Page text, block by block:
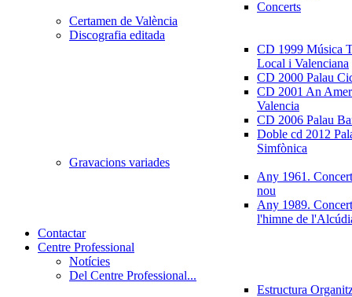
Concerts
Certamen de València
Discografia editada
CD 1999 Música
Local i Valenciana
CD 2000 Palau
CD 2001 An
Valencia
CD 2006 Palau
Doble cd 2012
Simfònica
Gravacions variades
Any 1961.
nou
Any 1989.
l'himne de
Contactar
Centre Professional
Notícies
Del Centre Professional...
Estructura